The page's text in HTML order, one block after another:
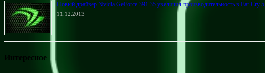
Новый драйвер Nvidia GeForce 391.35 увеличил производительность в Far Cry 5
11.12.2013
Интересное